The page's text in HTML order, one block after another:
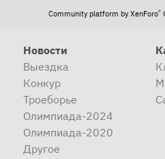
Community platform by XenForo®
Новости
Выездка
Конкур
Троеборье
Олимпиада-2024
Олимпиада-2020
Другое